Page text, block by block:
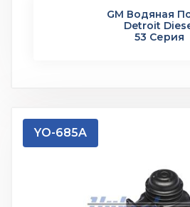
GM Водяная
Detroit
53 Серия
YO-685A